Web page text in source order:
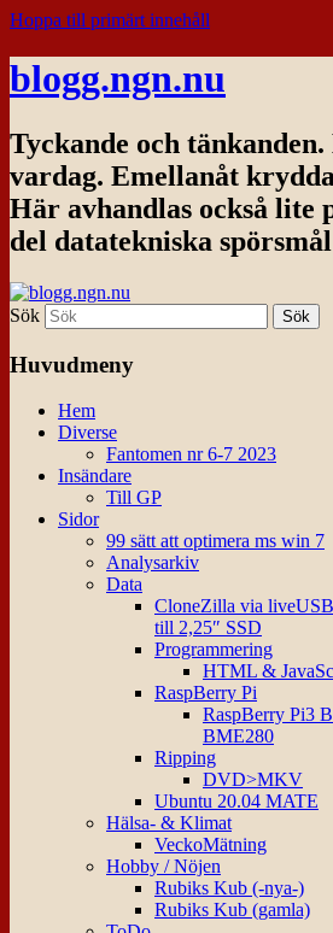
Hoppa till primärt innehåll
blogg.ngn.nu
Tyckande och
vardag. Emellanåt
Här avhandlas också lite
del datatekniska spörsmål
Sök
Huvudmeny
Hem
Diverse
Fantomen nr 6-7 2023
Insändare
Till GP
Sidor
99 sätt att optimera ms win 7
Analysarkiv
Data
CloneZilla via
till 2,25″ SSD
Programmering
HTML &
RaspBerry Pi
RaspBerry Pi3
BME280
Ripping
DVD>MKV
Ubuntu 20.04 MATE
Hälsa- & Klimat
VeckoMätning
Hobby / Nöjen
Rubiks Kub (-nya-)
Rubiks Kub (gamla)